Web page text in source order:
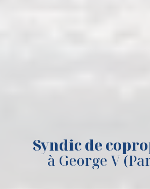
Syndic de
à George V